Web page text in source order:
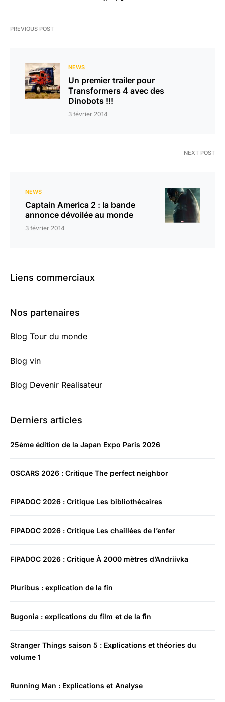
PREVIOUS POST
NEWS
Un premier trailer pour
Transformers 4 avec des
Dinobots !!!
3 février 2014
NEXT POST
NEWS
Captain America 2 : la bande
annonce dévoilée au monde
3 février 2014
Liens commerciaux
Nos partenaires
Blog Tour du monde
Blog vin
Blog Devenir Realisateur
Derniers articles
25ème édition de la Japan Expo Paris 2026
OSCARS 2026 : Critique The perfect neighbor
FIPADOC 2026 : Critique Les bibliothécaires
FIPADOC 2026 : Critique Les chaillées de l’enfer
FIPADOC 2026 : Critique À 2000 mètres d’Andriivka
Pluribus : explication de la fin
Bugonia : explications du film et de la fin
Stranger Things saison 5 : Explications et théories du
volume 1
Running Man : Explications et Analyse